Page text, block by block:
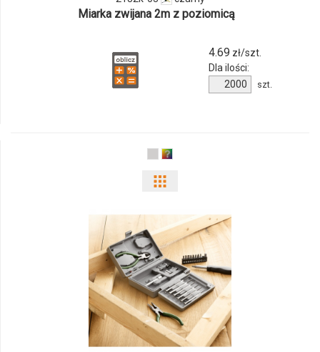
03
Miarka zwijana 2m z poziomicą
4.69 zł/szt.
Dla ilości:
Ilość
produktu
szt.
odmiany
i
ilości
produktu
3525k-